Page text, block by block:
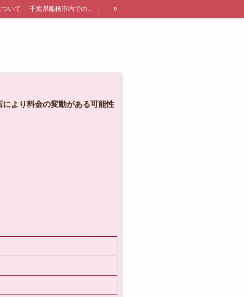
いて 千葉県船橋市内での出張レッスン詳細と料金 »
より料金の変動がある可能性